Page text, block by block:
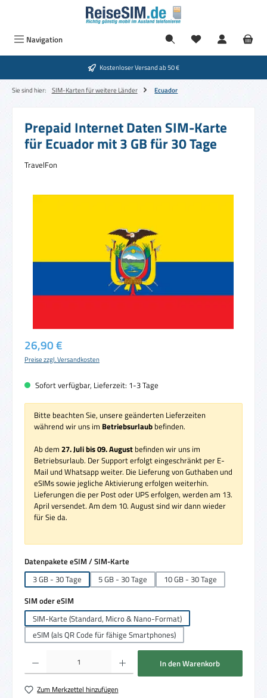
Zum Hauptinhalt springen
Navigation
Kostenloser Versand ab 50 €
Sie sind hier: SIM-Karten für weitere Länder Ecuador
Prepaid Internet Daten SIM-Karte
für Ecuador mit 3 GB für 30 Tage
TravelFon
Regulärer Preis:
26,90 €
Preise zzgl. Versandkosten
Sofort verfügbar, Lieferzeit: 1-3 Tage
Bitte beachten Sie, unsere geänderten Lieferzeiten
während wir uns im Betriebsurlaub befinden.
Ab dem 27. Juli bis 09. August befinden wir uns im
Betriebsurlaub. Der Support erfolgt eingeschränkt per E-
Mail und Whatsapp weiter. Die Lieferung von Guthaben und
eSIMs sowie jegliche Aktivierung erfolgen weiterhin.
Lieferungen die per Post oder UPS erfolgen, werden am 13.
April versendet. Am dem 10. August sind wir dann wieder
für Sie da.
Datenpakete eSIM / SIM-Karte
3 GB - 30 Tage
5 GB - 30 Tage
10 GB - 30 Tage
SIM oder eSIM
SIM-Karte (Standard, Micro & Nano-Format)
eSIM (als QR Code für fähige Smartphones)
Produkt Anzahl: Gib den gewünschten Wert ein oder benutze die Schaltflächen um
In den Warenkorb
Zum Merkzettel hinzufügen